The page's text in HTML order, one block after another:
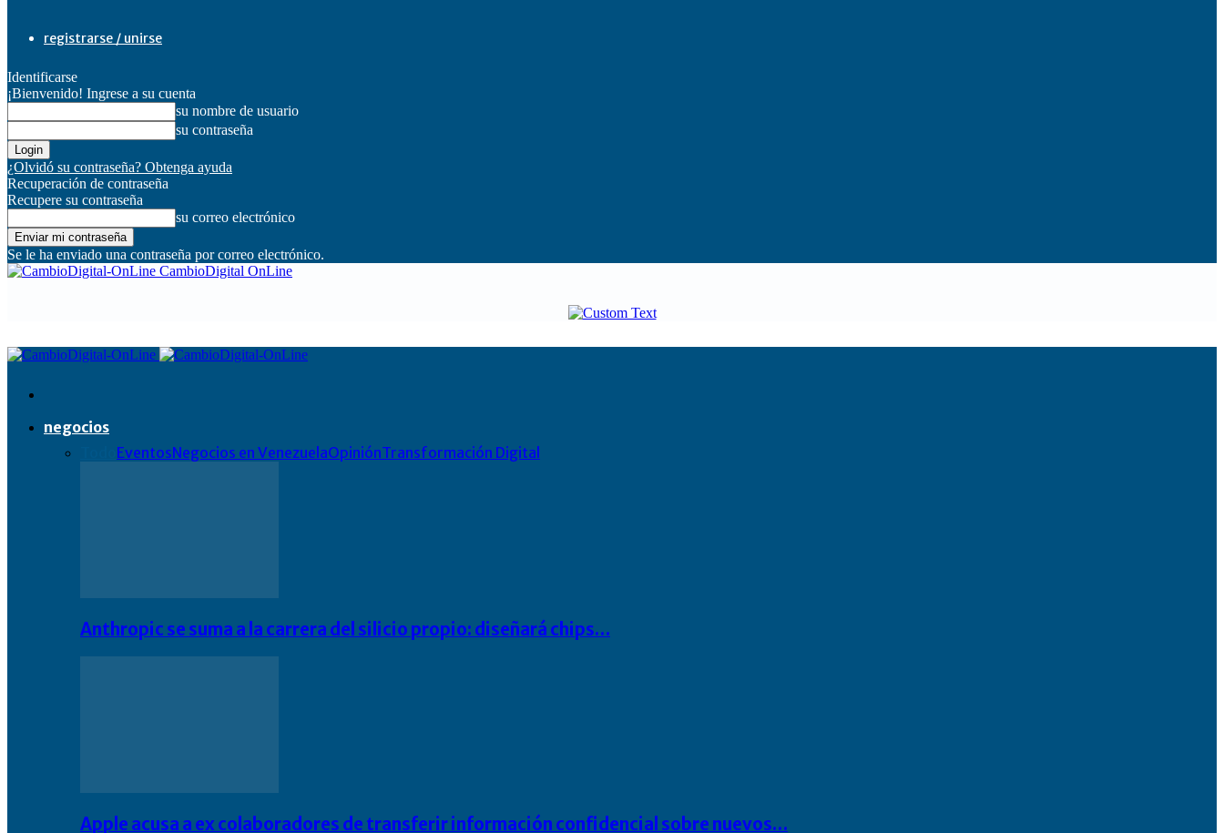
registrarse / unirse
Identificarse
¡Bienvenido! Ingrese a su cuenta
su nombre de usuario
su contraseña
¿Olvidó su contraseña? Obtenga ayuda
Recuperación de contraseña
Recupere su contraseña
su correo electrónico
Se le ha enviado una contraseña por correo electrónico.
CambioDigital OnLine
negocios
EventosNegocios en VenezuelaOpiniónTransformación Digital
Anthropic se suma a la carrera del silicio propio: diseñará chips…
Apple acusa a ex colaboradores de transferir información confidencial sobre nuevos…